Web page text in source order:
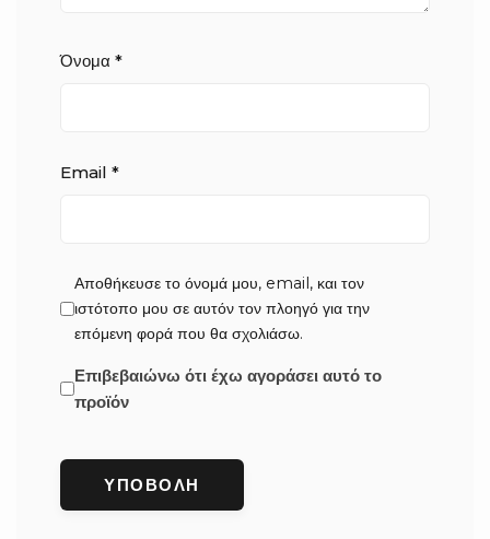
Όνομα *
Email *
Αποθήκευσε το όνομά μου, email, και τον
ιστότοπο μου σε αυτόν τον πλοηγό για την
επόμενη φορά που θα σχολιάσω.
Επιβεβαιώνω ότι έχω αγοράσει αυτό το
προϊόν